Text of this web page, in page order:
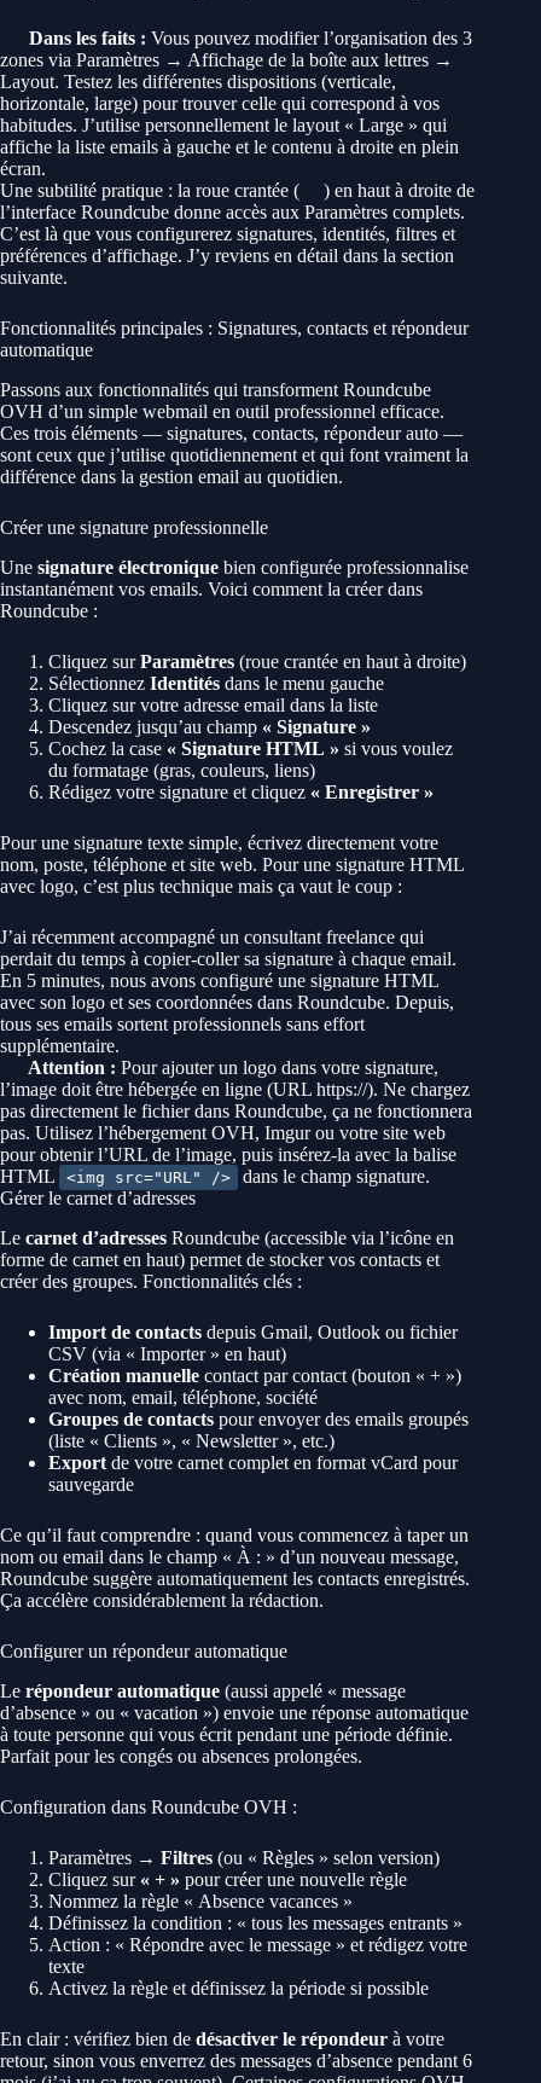
Dans les faits : Vous pouvez modifier l’organisation des 3
zones via Paramètres → Affichage de la boîte aux lettres →
Layout. Testez les différentes dispositions (verticale,
horizontale, large) pour trouver celle qui correspond à vos
habitudes. J’utilise personnellement le layout « Large » qui
affiche la liste emails à gauche et le contenu à droite en plein
écran.
Une subtilité pratique : la roue crantée (
) en haut à droite de
l’interface Roundcube donne accès aux Paramètres complets.
C’est là que vous configurerez signatures, identités, filtres et
préférences d’affichage. J’y reviens en détail dans la section
suivante.
Fonctionnalités principales : Signatures, contacts et répondeur
automatique
Passons aux fonctionnalités qui transforment Roundcube
OVH d’un simple webmail en outil professionnel efficace.
Ces trois éléments — signatures, contacts, répondeur auto —
sont ceux que j’utilise quotidiennement et qui font vraiment la
différence dans la gestion email au quotidien.
Créer une signature professionnelle
Une signature électronique bien configurée professionnalise
instantanément vos emails. Voici comment la créer dans
Roundcube :
Cliquez surParamètres (roue crantée en haut à droite)
Sélectionnez Identités dans le menu gauche
Cliquez sur votre adresse email dans la liste
Descendez jusqu’au champ « Signature »
Cochez la case « Signature HTML » si vous voulez
du formatage (gras, couleurs, liens)
Rédigez votre signature et cliquez « Enregistrer »
Pour une signature texte simple, écrivez directement votre
nom, poste, téléphone et site web. Pour une signature HTML
avec logo, c’est plus technique mais ça vaut le coup :
J’ai récemment accompagné un consultant freelance qui
perdait du temps à copier-coller sa signature à chaque email.
En 5 minutes, nous avons configuré une signature HTML
avec son logo et ses coordonnées dans Roundcube. Depuis,
tous ses emails sortent professionnels sans effort
supplémentaire.
Attention : Pour ajouter un logo dans votre signature,
l’image doit être hébergée en ligne (URL https://). Ne chargez
pas directement le fichier dans Roundcube, ça ne fonctionnera
pas. Utilisez l’hébergement OVH, Imgur ou votre site web
pour obtenir l’URL de l’image, puis insérez-la avec la balise
HTML
<img src="URL" />
dans le champ signature.
Gérer le carnet d’adresses
Le carnet d’adresses Roundcube (accessible via l’icône en
forme de carnet en haut) permet de stocker vos contacts et
créer des groupes. Fonctionnalités clés :
Import de contacts depuis Gmail, Outlook ou fichier
CSV (via « Importer » en haut)
Création manuelle contact par contact (bouton « + »)
avec nom, email, téléphone, société
Groupes de contacts pour envoyer des emails groupés
(liste « Clients », « Newsletter », etc.)
Export de votre carnet complet en format vCard pour
sauvegarde
Ce qu’il faut comprendre : quand vous commencez à taper un
nom ou email dans le champ « À : » d’un nouveau message,
Roundcube suggère automatiquement les contacts enregistrés.
Ça accélère considérablement la rédaction.
Configurer un répondeur automatique
Le répondeur automatique (aussi appelé « message
d’absence » ou « vacation ») envoie une réponse automatique
à toute personne qui vous écrit pendant une période définie.
Parfait pour les congés ou absences prolongées.
Configuration dans Roundcube OVH :
Paramètres → Filtres (ou « Règles » selon version)
Cliquez sur « + » pour créer une nouvelle règle
Nommez la règle « Absence vacances »
Définissez la condition : « tous les messages entrants »
Action : « Répondre avec le message » et rédigez votre
texte
Activez la règle et définissez la période si possible
En clair : vérifiez bien de désactiver le répondeur à votre
retour, sinon vous enverrez des messages d’absence pendant 6